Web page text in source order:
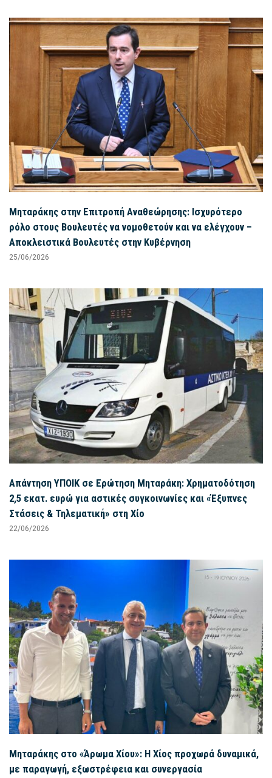
Μηταράκης στην Επιτροπή Αναθεώρησης: Ισχυρότερο
ρόλο στους Βουλευτές να νομοθετούν και να ελέγχουν –
Αποκλειστικά Βουλευτές στην Κυβέρνηση
25/06/2026
Απάντηση ΥΠΟΙΚ σε Ερώτηση Μηταράκη: Χρηματοδότηση
2,5 εκατ. ευρώ για αστικές συγκοινωνίες και «Έξυπνες
Στάσεις & Τηλεματική» στη Χίο
22/06/2026
Μηταράκης στο «Άρωμα Χίου»: Η Χίος προχωρά δυναμικά,
με παραγωγή, εξωστρέφεια και συνεργασία